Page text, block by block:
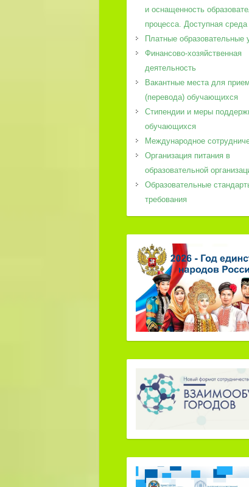
и оснащенность
процесса. Доступная среда
Платные образовательные
Финансово-хозяйственная
деятельность
Вакантные места для
(перевода) обучающихся
Стипендии и меры
обучающихся
Международное
Организация питания в
образовательной
Образовательные
требования